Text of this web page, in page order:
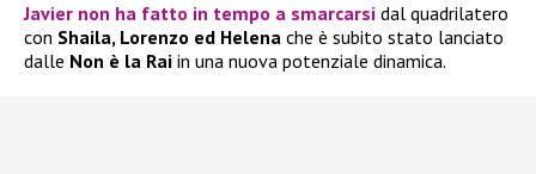
Javier non ha fatto in tempo a smarcarsi dal quadrilatero
con Shaila, Lorenzo ed Helena che è subito stato lanciato
dalle Non è la Rai in una nuova potenziale dinamica.